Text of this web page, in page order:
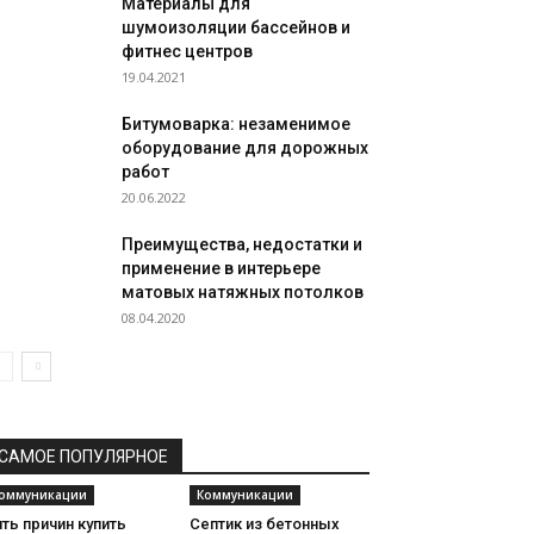
шумоизоляции бассейнов и
фитнес центров
19.04.2021
Битумоварка: незаменимое
оборудование для дорожных
работ
20.06.2022
Преимущества, недостатки и
применение в интерьере
матовых натяжных потолков
08.04.2020
ПОПУЛЯРНОЕ
причин купить
Коммуникации
Септик из бетонных